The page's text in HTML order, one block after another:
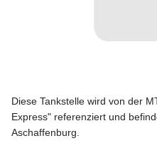
Diese Tankstelle wird von der
Express" referenziert und
Aschaffenburg.